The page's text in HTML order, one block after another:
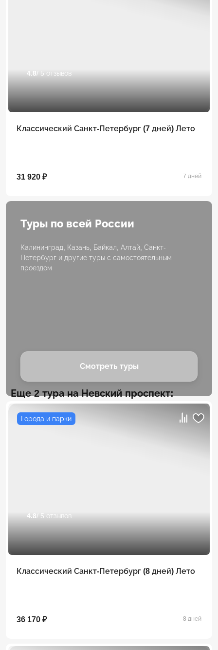
4.8/ 5 отзывов
Классический Санкт-Петербург (7 дней) Лето
31 920 ₽ 7 дней
Туры по всей России
Калининград, Казань, Байкал, Алтай, Санкт-
Петербург и другие туры с самостоятельным
проездом
Смотреть туры
Еще 2 тура на Невский проспект:
Города и парки
4.8/ 5 отзывов
Классический Санкт-Петербург (8 дней) Лето
36 170 ₽ 8 дней